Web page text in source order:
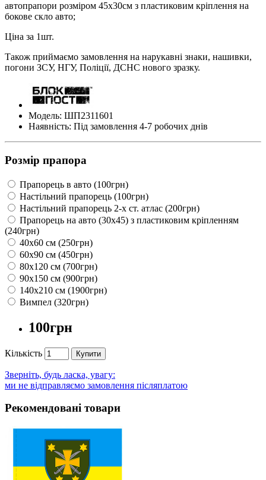
автопрапори розміром 45х30см з пластиковим кріплення на
бокове скло авто;
Ціна за 1шт.
Також приймаємо замовлення на нарукавні знаки, нашивки,
погони ЗСУ, НГУ, Поліції, ДСНС нового зразку.
Модель: ШП2311601
Наявність: Під замовлення 4-7 робочих днів
Розмір прапора
Прапорець в авто (100грн)
Настільний прапорець (100грн)
Настільний прапорець 2-х ст. атлас (200грн)
Прапорець на авто (30х45) з пластиковим кріпленням
(240грн)
40х60 см (250грн)
60х90 см (450грн)
80х120 см (700грн)
90х150 см (900грн)
140х210 см (1900грн)
Вимпел (320грн)
100грн
Кількість Купити
Зверніть, будь ласка, увагу:
ми не відправляємо замовлення післяплатою
Рекомендовані товари